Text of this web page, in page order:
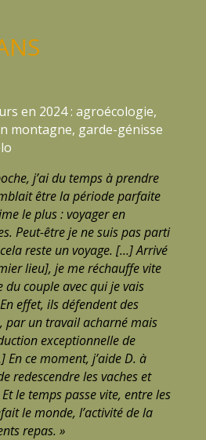
en 2024 : agroécologie,
montagne, garde-génisse
j’ai du temps à prendre
être la période parfaite
le plus : voyager en
Peut-être je ne suis pas parti
reste un voyage. […] Arrivé
lieu], je me réchauffe vite
couple avec qui je vais
effet, ils défendent des
par un travail acharné mais
exceptionnelle de
ce moment, j’aide D. à
redescendre les vaches et
le temps passe vite, entre les
le monde, l’activité de la
repas. »